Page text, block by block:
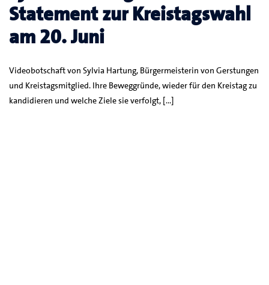
Statement zur Kreistagswahl
am 20. Juni
Videobotschaft von Sylvia Hartung, Bürgermeisterin von Gerstungen
und Kreistagsmitglied. Ihre Beweggründe, wieder für den Kreistag zu
kandidieren und welche Ziele sie verfolgt, […]